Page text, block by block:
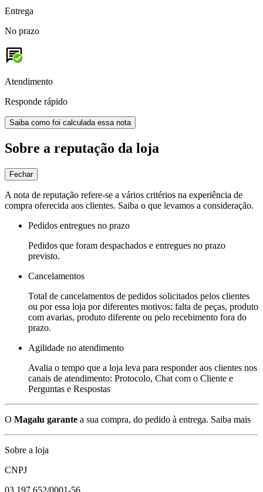
Entrega
No prazo
Atendimento
Responde rápido
Saiba como foi calculada essa nota
Sobre a reputação da loja
Fechar
A nota de reputação refere-se a vários critérios na experiência de
compra oferecida aos clientes. Saiba o que levamos a consideração.
Pedidos entregues no prazo
Pedidos que foram despachados e entregues no prazo
previsto.
Cancelamentos
Total de cancelamentos de pedidos solicitados pelos clientes
ou por essa loja por diferentes motivos: falta de peças, produto
com avarias, produto diferente ou pelo recebimento fora do
prazo.
Agilidade no atendimento
Avalia o tempo que a loja leva para responder aos clientes nos
canais de atendimento: Protocolo, Chat com o Cliente e
Perguntas e Respostas
O Magalu garante a sua compra, do pedido à entrega. Saiba mais
Sobre a loja
CNPJ
03.197.652/0001-56